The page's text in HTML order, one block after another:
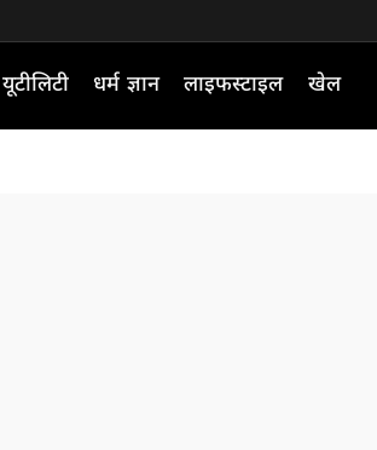
यूटीलिटी धर्म ज्ञान लाइफस्टाइल खेल